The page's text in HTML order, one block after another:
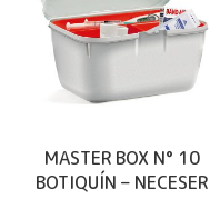
MASTER BOX N° 10
BOTIQUÍN – NECESER